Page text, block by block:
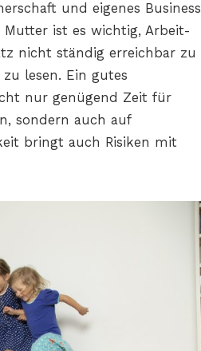
und eigenes Business
ist es wichtig, Arbeit-
nicht ständig erreichbar zu
lesen. Ein gutes
nur genügend Zeit für
sondern auch auf
bringt auch Risiken mit